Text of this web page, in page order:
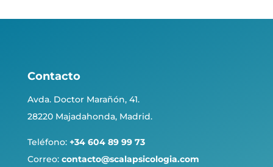
Contacto
Avda. Doctor Marañón, 41.
28220 Majadahonda, Madrid.
Teléfono: +34 604 89 99 73
Correo: contacto@scalapsicologia.com